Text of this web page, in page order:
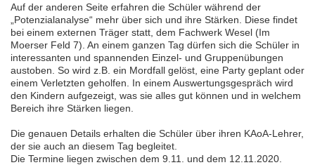
Auf der anderen Seite erfahren die Schüler während der
„Potenzialanalyse“ mehr über sich und ihre Stärken. Diese findet
bei einem externen Träger statt, dem Fachwerk Wesel (Im
Moerser Feld 7). An einem ganzen Tag dürfen sich die Schüler in
interessanten und spannenden Einzel- und Gruppenübungen
austoben. So wird z.B. ein Mordfall gelöst, eine Party geplant oder
einem Verletzten geholfen. In einem Auswertungsgespräch wird
den Kindern aufgezeigt, was sie alles gut können und in welchem
Bereich ihre Stärken liegen.
Die genauen Details erhalten die Schüler über ihren KAoA-Lehrer,
der sie auch an diesem Tag begleitet.
Die Termine liegen zwischen dem 9.11. und dem 12.11.2020.